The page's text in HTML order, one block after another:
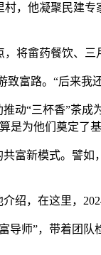
他凝聚民建专
畲药餐饮、三
路。“后来我
“三杯香”茶成
是为他们奠定了
新模式。譬如
，在这里，
”，带着团队